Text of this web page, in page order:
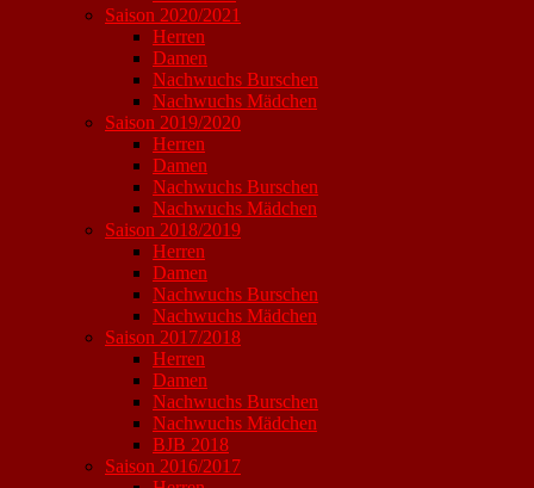
Saison 2020/2021
Herren
Damen
Nachwuchs Burschen
Nachwuchs Mädchen
Saison 2019/2020
Herren
Damen
Nachwuchs Burschen
Nachwuchs Mädchen
Saison 2018/2019
Herren
Damen
Nachwuchs Burschen
Nachwuchs Mädchen
Saison 2017/2018
Herren
Damen
Nachwuchs Burschen
Nachwuchs Mädchen
BJB 2018
Saison 2016/2017